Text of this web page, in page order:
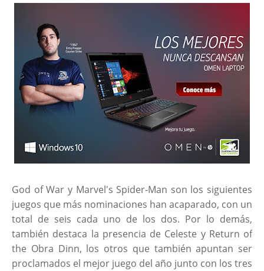
God of War y Marvel's Spider-Man son los siguientes
juegos que más nominaciones han acaparado, con un
total de seis cada uno de los dos. Por lo demás,
también destaca la presencia de Celeste y Return of
the Obra Dinn, los otros que también apuntan ser
proclamados el mejor juego del año junto con los tres